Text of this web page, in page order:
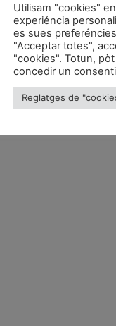
Unitat d'Aran. Toti
Proteccion de
Utilisam "cookies"
experiéncia
es sues
"Acceptar totes",
"cookies". Totun,
concedir un
Reglatges de